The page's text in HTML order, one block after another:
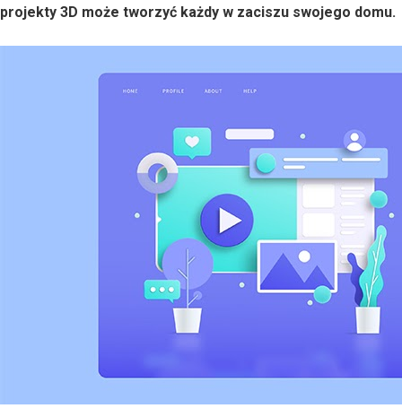
projekty 3D może tworzyć każdy w zaciszu swojego domu.